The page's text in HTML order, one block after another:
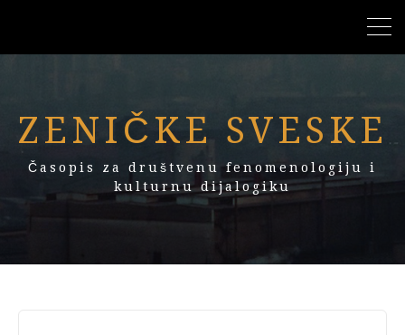
ZENIČKE SVESKE
Časopis za društvenu fenomenologiju i
kulturnu dijalogiku